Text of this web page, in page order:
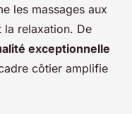
les massages aux
la relaxation. De
exceptionnelle
côtier amplifie